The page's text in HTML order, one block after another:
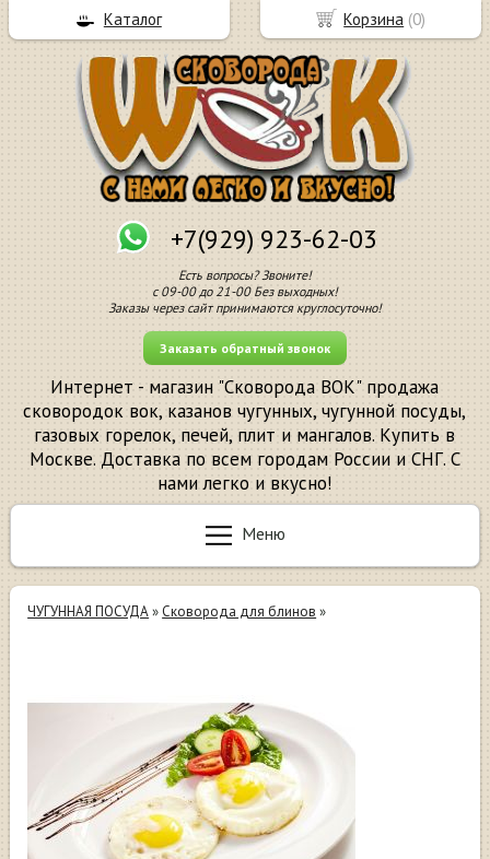
+7(929) 923-62-03
Есть вопросы? Звоните!
с 09-00 до 21-00 Без выходных!
Заказы через сайт принимаются круглосуточно!
Заказать обратный звонок
Интернет - магазин "Сковорода ВОК" продажа
сковородок вок, казанов чугунных, чугунной посуды,
газовых горелок, печей, плит и мангалов. Купить в
Москве. Доставка по всем городам России и СНГ. С
нами легко и вкусно!
Меню
ЧУГУННАЯ ПОСУДА» Сковорода для блинов »
Корзина (0)
Каталог